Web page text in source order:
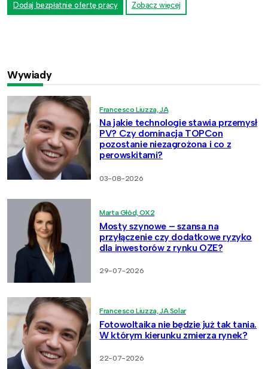
Dodaj bezpłatnie ofertę pracy Zobacz więcej
Wywiady
Francesco Liuzza, JA
Na jakie technologie stawia przemysł
PV? Czy dominacja TOPCon
pozostanie niezagrożona i co z
perowskitami?
03-08-2026
Marta Głód, OX2
Mosty szynowe – szansa na
przyłączenie czy dodatkowe ryzyko
dla inwestorów z rynku OZE?
29-07-2026
Francesco Liuzza, JA Solar
Fotowoltaika nie będzie już tak tania.
W którym kierunku zmierza rynek?
22-07-2026